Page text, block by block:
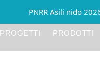
PNRR Asili nido
PROGETTI PRODOTTI